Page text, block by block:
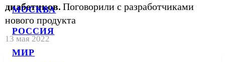
МОСКВА
РОССИЯ
МИР
диабетиков. Поговорили с разработчиками
нового продукта
13 мая 2022